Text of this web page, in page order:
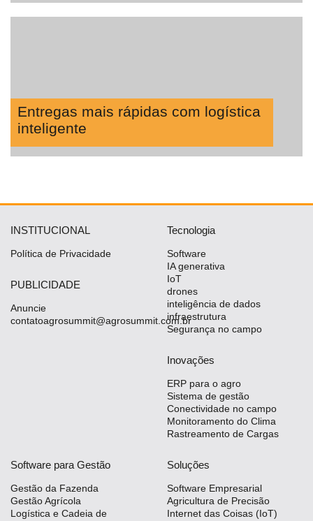
Entregas mais rápidas com logística
inteligente
INSTITUCIONAL
Política de Privacidade
PUBLICIDADE
Anuncie
contatoagrosummit@agrosummit.com.br
Tecnologia
Software
IA generativa
IoT
drones
inteligência de dados
infraestrutura
Segurança no campo
Inovações
ERP para o agro
Sistema de gestão
Conectividade no campo
Monitoramento do Clima
Rastreamento de Cargas
Software para Gestão
Gestão da Fazenda
Gestão Agrícola
Logística e Cadeia de
Soluções
Software Empresarial
Agricultura de Precisão
Internet das Coisas (IoT)